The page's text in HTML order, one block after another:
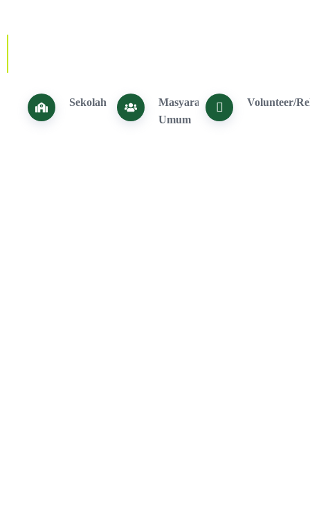
Sekolah
Masyarakat
Umum
Volunteer/